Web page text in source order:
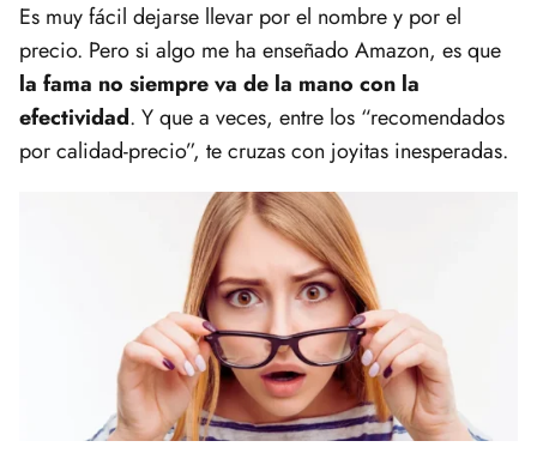
Es muy fácil dejarse llevar por el nombre y por el
precio. Pero si algo me ha enseñado Amazon, es que
la fama no siempre va de la mano con la
efectividad. Y que a veces, entre los “recomendados
por calidad-precio”, te cruzas con joyitas inesperadas.